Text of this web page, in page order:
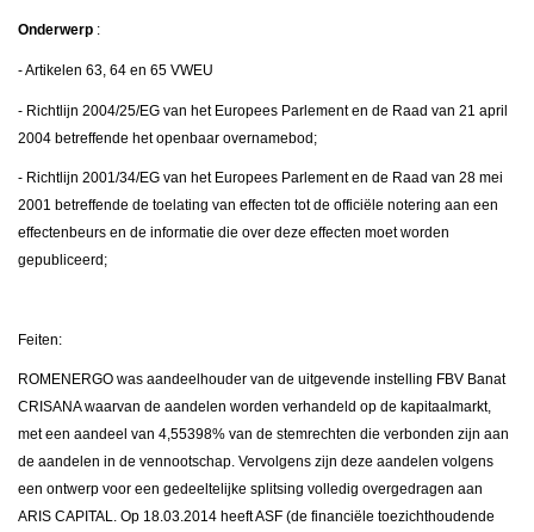
Onderwerp :
- Artikelen 63, 64 en 65 VWEU
- Richtlijn 2004/25/EG van het Europees Parlement en de Raad van 21 april
2004 betreffende het openbaar overnamebod;
- Richtlijn 2001/34/EG van het Europees Parlement en de Raad van 28 mei
2001 betreffende de toelating van effecten tot de officiële notering aan een
effectenbeurs en de informatie die over deze effecten moet worden
gepubliceerd;
Feiten:
ROMENERGO was aandeelhouder van de uitgevende instelling FBV Banat
CRISANA waarvan de aandelen worden verhandeld op de kapitaalmarkt,
met een aandeel van 4,55398% van de stemrechten die verbonden zijn aan
de aandelen in de vennootschap. Vervolgens zijn deze aandelen volgens
een ontwerp voor een gedeeltelijke splitsing volledig overgedragen aan
ARIS CAPITAL. Op 18.03.2014 heeft ASF (de financiële toezichthoudende